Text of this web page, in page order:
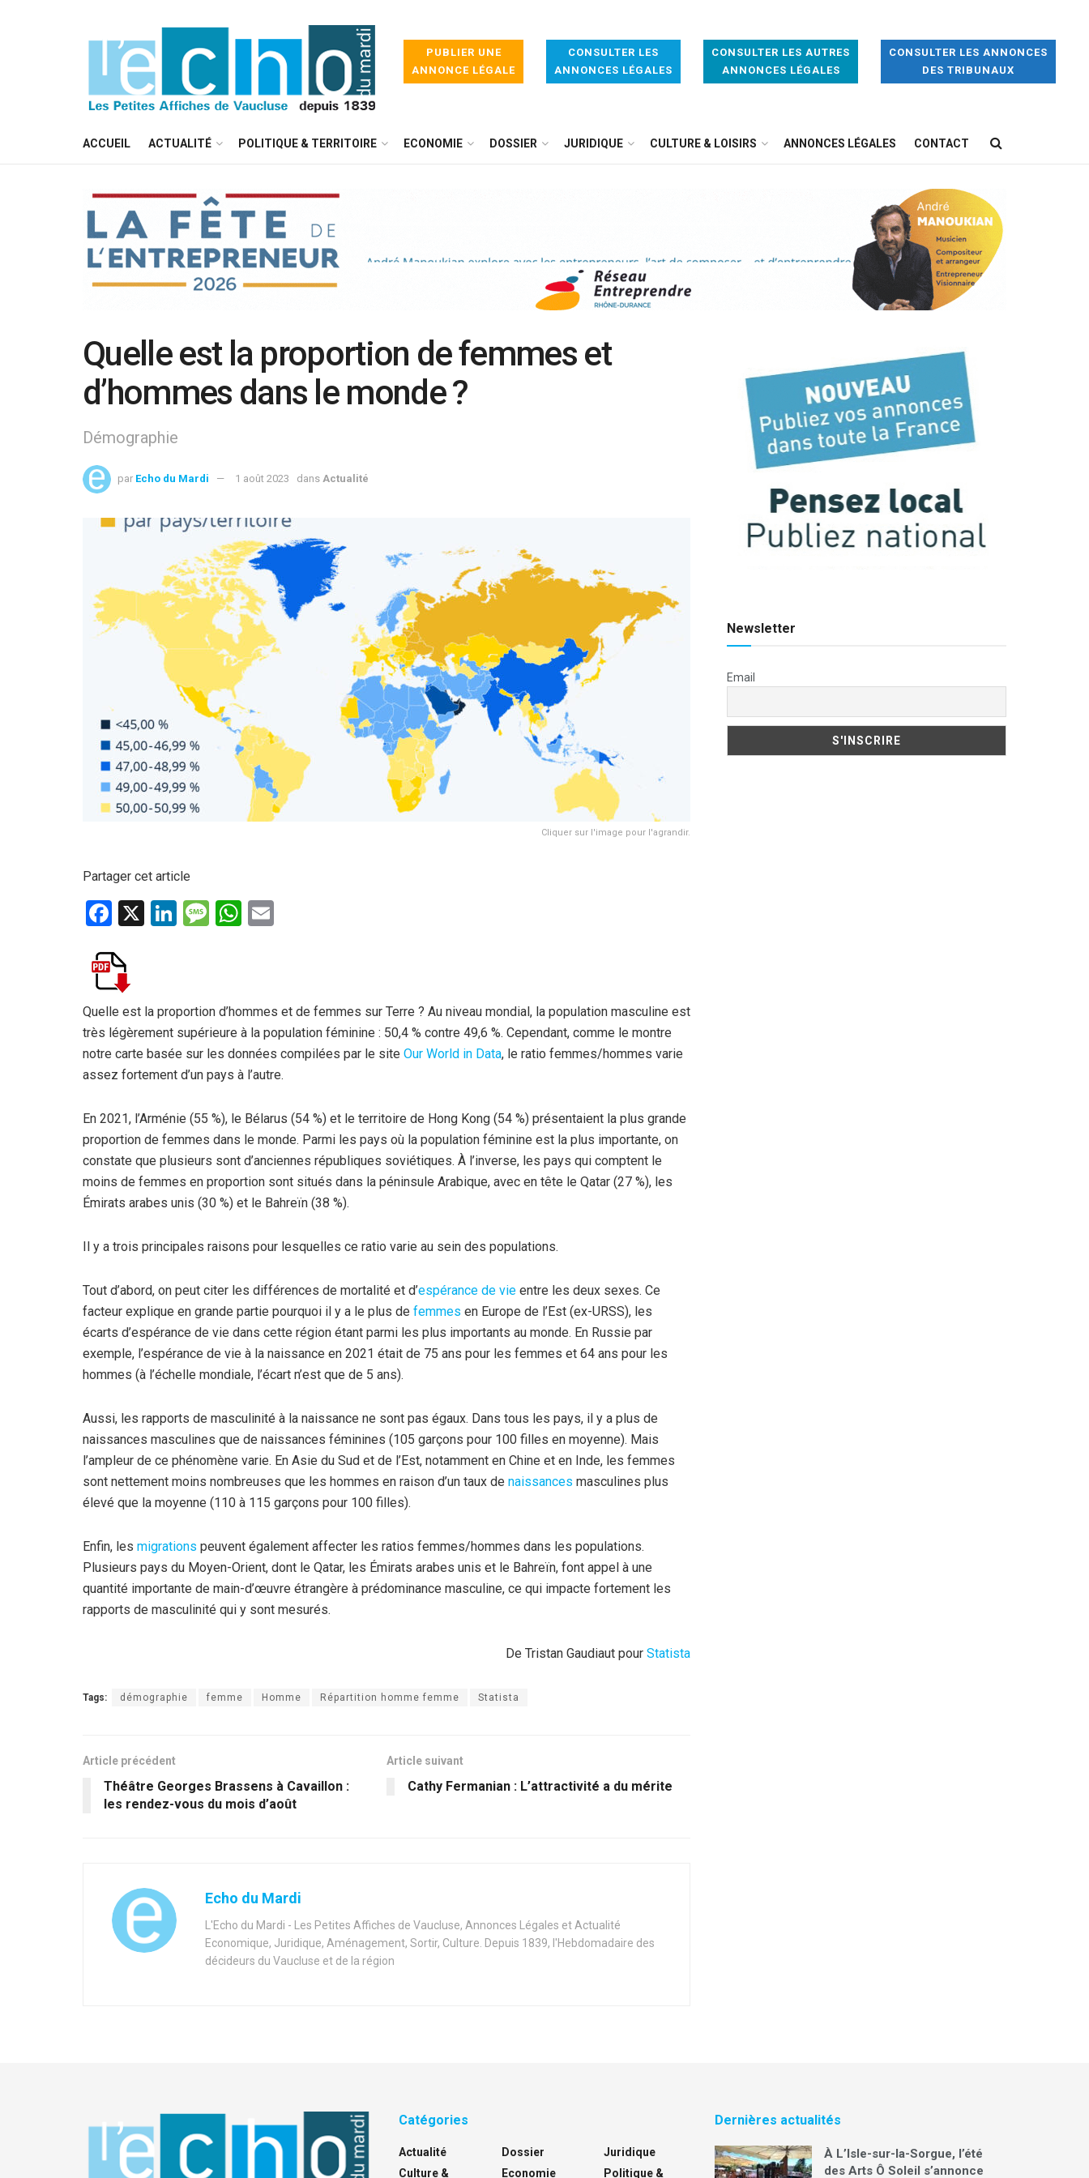
PUBLIER UNE
ANNONCE LÉGALE
CONSULTER LES
ANNONCES LÉGALES
CONSULTER LES AUTRES
ANNONCES LÉGALES
CONSULTER LES ANNONCES
DES TRIBUNAUX
ACCUEIL ACTUALITÉ POLITIQUE & TERRITOIRE ECONOMIE DOSSIER JURIDIQUE CULTURE & LOISIRS ANNONCES LÉGALES CONTACT
Quelle est la proportion de femmes et
d’hommes dans le monde ?
Démographie
par Echo du Mardi 1 août 2023 dans Actualité
Cliquer sur l'image pour l'agrandir.
Partager cet article
F
ce
b
o
o
k
X
Li
n
M
g
e
W
A
p
p
Quelle est la proportion d’hommes et de femmes sur Terre ? Au niveau mondial, la population masculine est
très légèrement supérieure à la population féminine : 50,4 % contre 49,6 %. Cependant, comme le montre
notre carte basée sur les données compilées par le site Our World in Data, le ratio femmes/hommes varie
assez fortement d’un pays à l’autre.
En 2021, l’Arménie (55 %), le Bélarus (54 %) et le territoire de Hong Kong (54 %) présentaient la plus grande
proportion de femmes dans le monde. Parmi les pays où la population féminine est la plus importante, on
constate que plusieurs sont d’anciennes républiques soviétiques. À l’inverse, les pays qui comptent le
moins de femmes en proportion sont situés dans la péninsule Arabique, avec en tête le Qatar (27 %), les
Émirats arabes unis (30 %) et le Bahreïn (38 %).
Il y a trois principales raisons pour lesquelles ce ratio varie au sein des populations.
Tout d’abord, on peut citer les différences de mortalité et d’espérance de vie entre les deux sexes. Ce
facteur explique en grande partie pourquoi il y a le plus de femmes en Europe de l’Est (ex-URSS), les
écarts d’espérance de vie dans cette région étant parmi les plus importants au monde. En Russie par
exemple, l’espérance de vie à la naissance en 2021 était de 75 ans pour les femmes et 64 ans pour les
hommes (à l’échelle mondiale, l’écart n’est que de 5 ans).
Aussi, les rapports de masculinité à la naissance ne sont pas égaux. Dans tous les pays, il y a plus de
naissances masculines que de naissances féminines (105 garçons pour 100 filles en moyenne). Mais
l’ampleur de ce phénomène varie. En Asie du Sud et de l’Est, notamment en Chine et en Inde, les femmes
sont nettement moins nombreuses que les hommes en raison d’un taux de naissances masculines plus
élevé que la moyenne (110 à 115 garçons pour 100 filles).
Enfin, les migrations peuvent également affecter les ratios femmes/hommes dans les populations.
Plusieurs pays du Moyen-Orient, dont le Qatar, les Émirats arabes unis et le Bahreïn, font appel à une
quantité importante de main-d’œuvre étrangère à prédominance masculine, ce qui impacte fortement les
rapports de masculinité qui y sont mesurés.
De Tristan Gaudiaut pour Statista
Tags: démographie femme Homme Répartition homme femme Statista
Article précédent
Théâtre Georges Brassens à Cavaillon :
les rendez-vous du mois d’août
Article suivant
Cathy Fermanian : L’attractivité a du mérite
Echo du Mardi
L'Echo du Mardi - Les Petites Affiches de Vaucluse, Annonces Légales et Actualité
Economique, Juridique, Aménagement, Sortir, Culture. Depuis 1839, l'Hebdomadaire des
décideurs du Vaucluse et de la région
Newsletter
Email
Catégories
Actualité
Culture &
Dossier
Economie
Juridique
Politique &
Dernières actualités
À L’Isle-sur-la-Sorgue, l’été
des Arts Ô Soleil s’annonce